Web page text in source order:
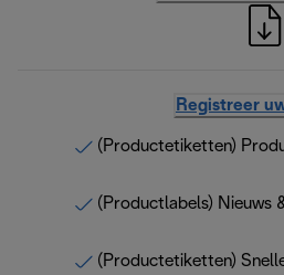
Registreer
(Productetiketten)
(Productlabels) Nieuws
(Productetiketten)